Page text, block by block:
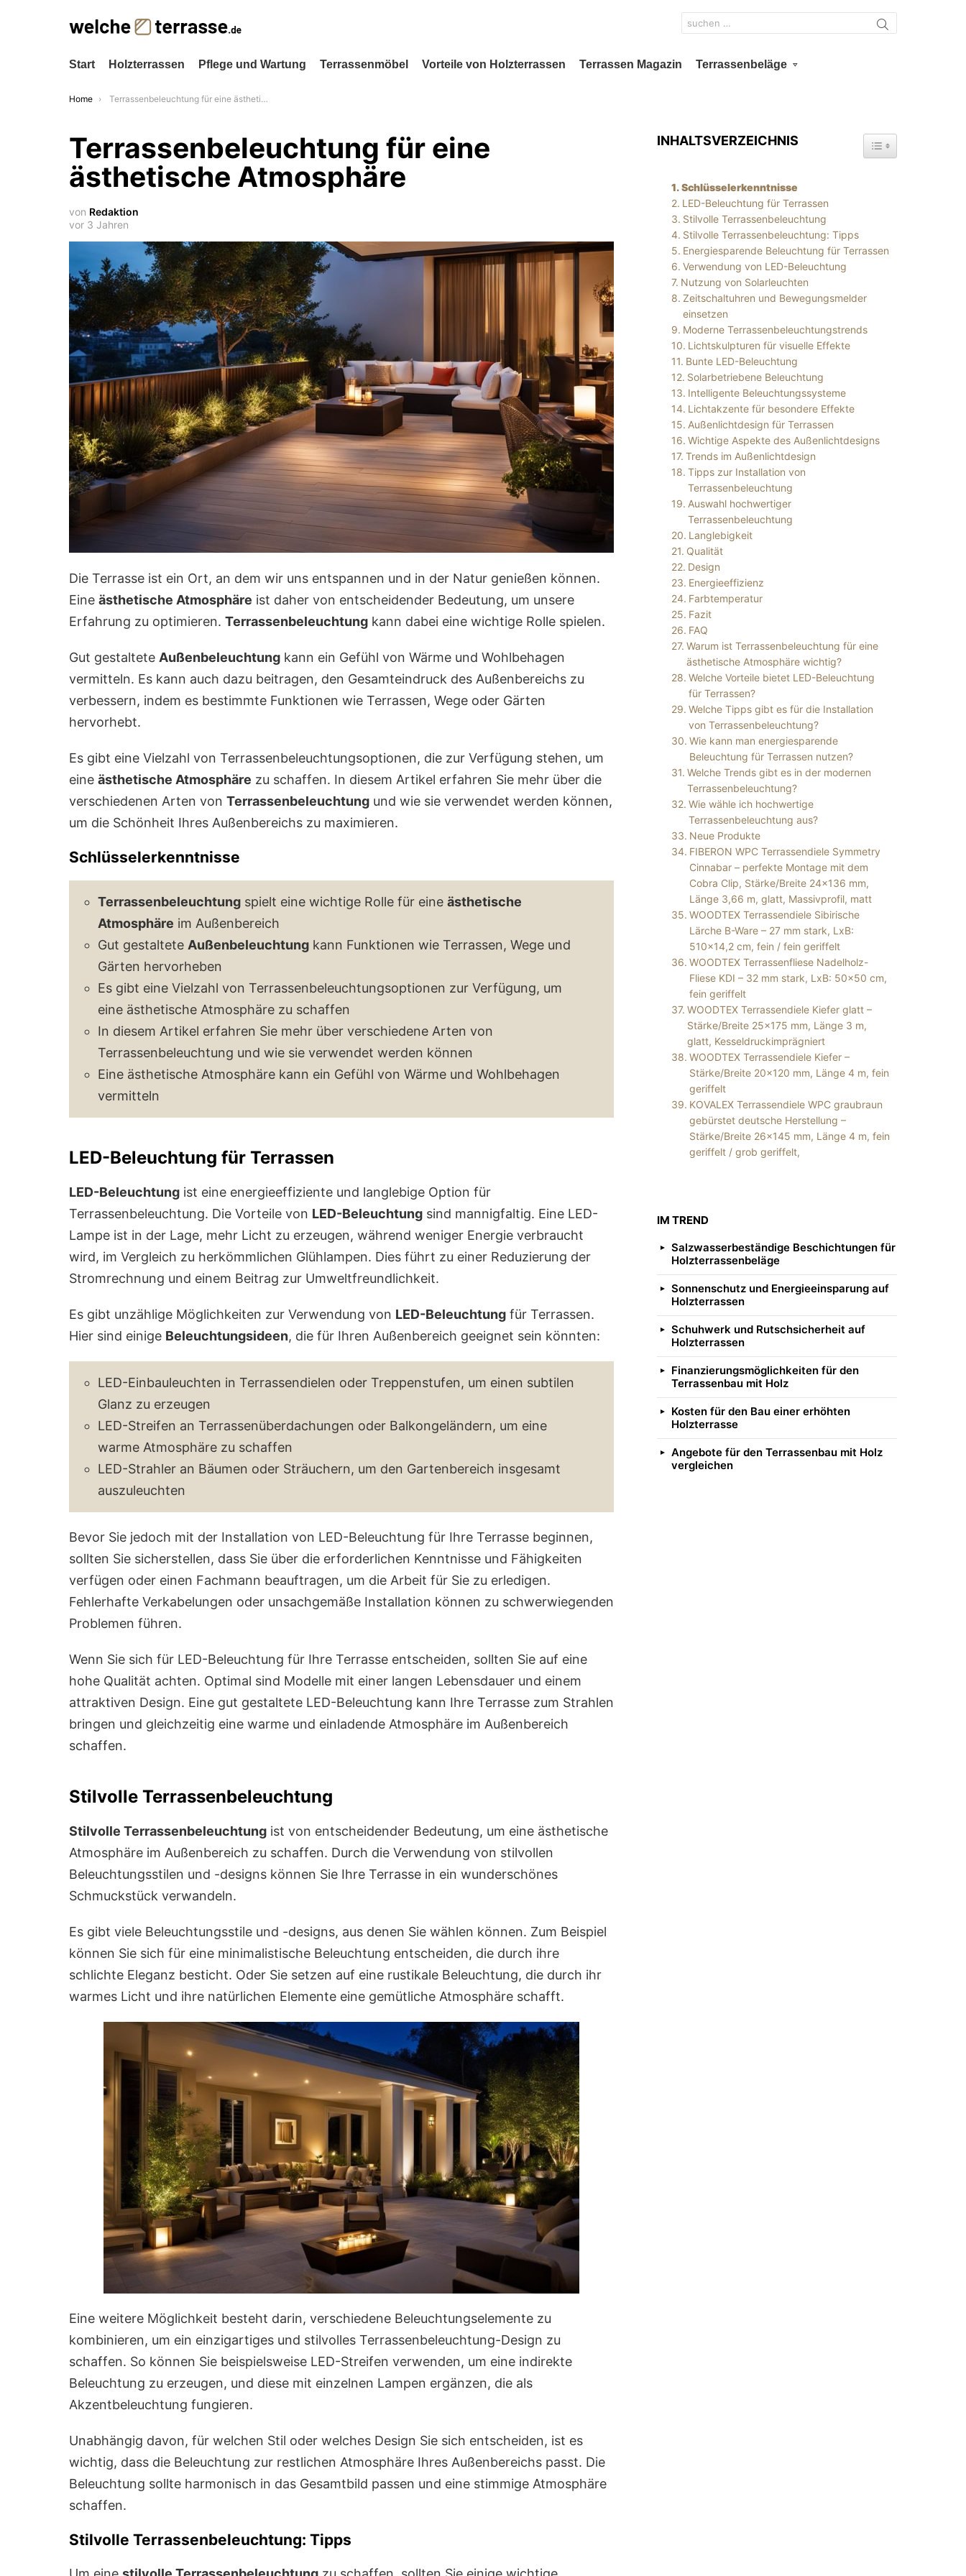
Search
for:
Start Holzterrassen Pflege und Wartung Terrassenmöbel Vorteile von Holzterrassen Terrassen Magazin Terrassenbeläge
You are here:
Home Terrassenbeleuchtung für eine ästhetische Atmosphäre
Terrassenbeleuchtung für eine
ästhetische Atmosphäre
von Redaktion
vor 3 Jahren
Die Terrasse ist ein Ort, an dem wir uns entspannen und in der Natur genießen können.
Eine ästhetische Atmosphäre ist daher von entscheidender Bedeutung, um unsere
Erfahrung zu optimieren. Terrassenbeleuchtung kann dabei eine wichtige Rolle spielen.
Gut gestaltete Außenbeleuchtung kann ein Gefühl von Wärme und Wohlbehagen
vermitteln. Es kann auch dazu beitragen, den Gesamteindruck des Außenbereichs zu
verbessern, indem es bestimmte Funktionen wie Terrassen, Wege oder Gärten
hervorhebt.
Es gibt eine Vielzahl von Terrassenbeleuchtungsoptionen, die zur Verfügung stehen, um
eine ästhetische Atmosphäre zu schaffen. In diesem Artikel erfahren Sie mehr über die
verschiedenen Arten von Terrassenbeleuchtung und wie sie verwendet werden können,
um die Schönheit Ihres Außenbereichs zu maximieren.
Schlüsselerkenntnisse
Terrassenbeleuchtung spielt eine wichtige Rolle für eine ästhetische
Atmosphäre im Außenbereich
Gut gestaltete Außenbeleuchtung kann Funktionen wie Terrassen, Wege und
Gärten hervorheben
Es gibt eine Vielzahl von Terrassenbeleuchtungsoptionen zur Verfügung, um
eine ästhetische Atmosphäre zu schaffen
In diesem Artikel erfahren Sie mehr über verschiedene Arten von
Terrassenbeleuchtung und wie sie verwendet werden können
Eine ästhetische Atmosphäre kann ein Gefühl von Wärme und Wohlbehagen
vermitteln
LED-Beleuchtung für Terrassen
LED-Beleuchtung ist eine energieeffiziente und langlebige Option für
Terrassenbeleuchtung. Die Vorteile von LED-Beleuchtung sind mannigfaltig. Eine LED-
Lampe ist in der Lage, mehr Licht zu erzeugen, während weniger Energie verbraucht
wird, im Vergleich zu herkömmlichen Glühlampen. Dies führt zu einer Reduzierung der
Stromrechnung und einem Beitrag zur Umweltfreundlichkeit.
Es gibt unzählige Möglichkeiten zur Verwendung von LED-Beleuchtung für Terrassen.
Hier sind einige Beleuchtungsideen, die für Ihren Außenbereich geeignet sein könnten:
LED-Einbauleuchten in Terrassendielen oder Treppenstufen, um einen subtilen
Glanz zu erzeugen
LED-Streifen an Terrassenüberdachungen oder Balkongeländern, um eine
warme Atmosphäre zu schaffen
LED-Strahler an Bäumen oder Sträuchern, um den Gartenbereich insgesamt
auszuleuchten
Bevor Sie jedoch mit der Installation von LED-Beleuchtung für Ihre Terrasse beginnen,
sollten Sie sicherstellen, dass Sie über die erforderlichen Kenntnisse und Fähigkeiten
verfügen oder einen Fachmann beauftragen, um die Arbeit für Sie zu erledigen.
Fehlerhafte Verkabelungen oder unsachgemäße Installation können zu schwerwiegenden
Problemen führen.
Wenn Sie sich für LED-Beleuchtung für Ihre Terrasse entscheiden, sollten Sie auf eine
hohe Qualität achten. Optimal sind Modelle mit einer langen Lebensdauer und einem
attraktiven Design. Eine gut gestaltete LED-Beleuchtung kann Ihre Terrasse zum Strahlen
bringen und gleichzeitig eine warme und einladende Atmosphäre im Außenbereich
schaffen.
Stilvolle Terrassenbeleuchtung
Stilvolle Terrassenbeleuchtung ist von entscheidender Bedeutung, um eine ästhetische
Atmosphäre im Außenbereich zu schaffen. Durch die Verwendung von stilvollen
Beleuchtungsstilen und -designs können Sie Ihre Terrasse in ein wunderschönes
Schmuckstück verwandeln.
Es gibt viele Beleuchtungsstile und -designs, aus denen Sie wählen können. Zum Beispiel
können Sie sich für eine minimalistische Beleuchtung entscheiden, die durch ihre
schlichte Eleganz besticht. Oder Sie setzen auf eine rustikale Beleuchtung, die durch ihr
warmes Licht und ihre natürlichen Elemente eine gemütliche Atmosphäre schafft.
Eine weitere Möglichkeit besteht darin, verschiedene Beleuchtungselemente zu
kombinieren, um ein einzigartiges und stilvolles Terrassenbeleuchtung-Design zu
schaffen. So können Sie beispielsweise LED-Streifen verwenden, um eine indirekte
Beleuchtung zu erzeugen, und diese mit einzelnen Lampen ergänzen, die als
Akzentbeleuchtung fungieren.
Unabhängig davon, für welchen Stil oder welches Design Sie sich entscheiden, ist es
wichtig, dass die Beleuchtung zur restlichen Atmosphäre Ihres Außenbereichs passt. Die
Beleuchtung sollte harmonisch in das Gesamtbild passen und eine stimmige Atmosphäre
schaffen.
Stilvolle Terrassenbeleuchtung: Tipps
INHALTSVERZEICHNIS TOGGLE TABLE OF
Schlüsselerkenntnisse
LED-Beleuchtung für Terrassen
Stilvolle Terrassenbeleuchtung
Stilvolle Terrassenbeleuchtung: Tipps
Energiesparende Beleuchtung für Terrassen
Verwendung von LED-Beleuchtung
Nutzung von Solarleuchten
Zeitschaltuhren und Bewegungsmelder
einsetzen
Moderne Terrassenbeleuchtungstrends
Lichtskulpturen für visuelle Effekte
Bunte LED-Beleuchtung
Solarbetriebene Beleuchtung
Intelligente Beleuchtungssysteme
Lichtakzente für besondere Effekte
Außenlichtdesign für Terrassen
Wichtige Aspekte des Außenlichtdesigns
Trends im Außenlichtdesign
Tipps zur Installation von
Terrassenbeleuchtung
Auswahl hochwertiger
Terrassenbeleuchtung
Langlebigkeit
Qualität
Design
Energieeffizienz
Farbtemperatur
Fazit
FAQ
Warum ist Terrassenbeleuchtung für eine
ästhetische Atmosphäre wichtig?
Welche Vorteile bietet LED-Beleuchtung
für Terrassen?
Welche Tipps gibt es für die Installation
von Terrassenbeleuchtung?
Wie kann man energiesparende
Beleuchtung für Terrassen nutzen?
Welche Trends gibt es in der modernen
Terrassenbeleuchtung?
Wie wähle ich hochwertige
Terrassenbeleuchtung aus?
Neue Produkte
FIBERON WPC Terrassendiele Symmetry
Cinnabar – perfekte Montage mit dem
Cobra Clip, Stärke/Breite 24×136 mm,
Länge 3,66 m, glatt, Massivprofil, matt
WOODTEX Terrassendiele Sibirische
Lärche B-Ware – 27 mm stark, LxB:
510×14,2 cm, fein / fein geriffelt
WOODTEX Terrassenfliese Nadelholz-
Fliese KDI – 32 mm stark, LxB: 50×50 cm,
fein geriffelt
WOODTEX Terrassendiele Kiefer glatt –
Stärke/Breite 25×175 mm, Länge 3 m,
glatt, Kesseldruckimprägniert
WOODTEX Terrassendiele Kiefer –
Stärke/Breite 20×120 mm, Länge 4 m, fein
geriffelt
KOVALEX Terrassendiele WPC graubraun
gebürstet deutsche Herstellung –
Stärke/Breite 26×145 mm, Länge 4 m, fein
geriffelt / grob geriffelt,
IM TREND
Salzwasserbeständige Beschichtungen für
Holzterrassenbeläge
Sonnenschutz und Energieeinsparung auf
Holzterrassen
Schuhwerk und Rutschsicherheit auf
Holzterrassen
Finanzierungsmöglichkeiten für den
Terrassenbau mit Holz
Kosten für den Bau einer erhöhten
Holzterrasse
Angebote für den Terrassenbau mit Holz
vergleichen